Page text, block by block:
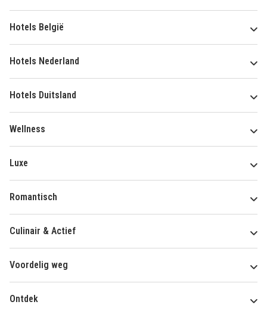
Hotels België
Hotels Nederland
Hotels Duitsland
Wellness
Luxe
Romantisch
Culinair & Actief
Voordelig weg
Ontdek